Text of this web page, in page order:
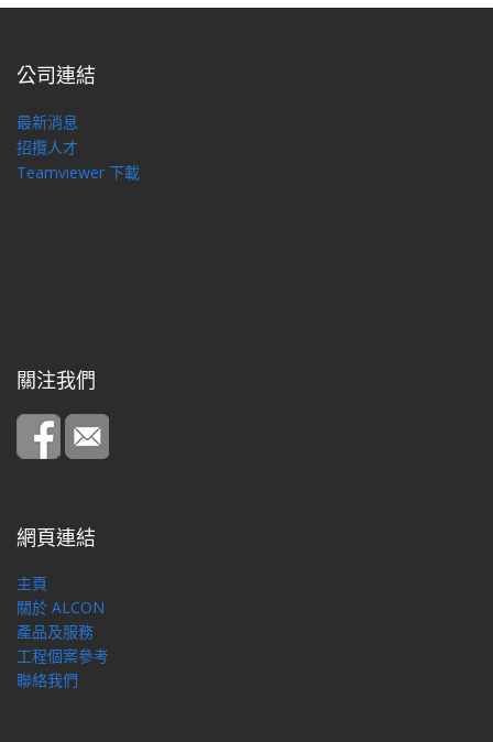
公司連結
最新消息
招攬人才
Teamviewer 下載
關注我們
網頁連結
主頁
關於 ALCON
產品及服務
工程個案參考
聯絡我們